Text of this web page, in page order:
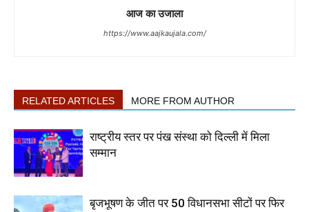
आज का उजाला
https://www.aajkaujala.com/
RELATED ARTICLES MORE FROM AUTHOR
राष्ट्रीय स्तर पर पंख संस्था को दिल्ली में मिला
सम्मान
बृजभूषण के जीत पर 50 विधानसभा सीटों पर फिर